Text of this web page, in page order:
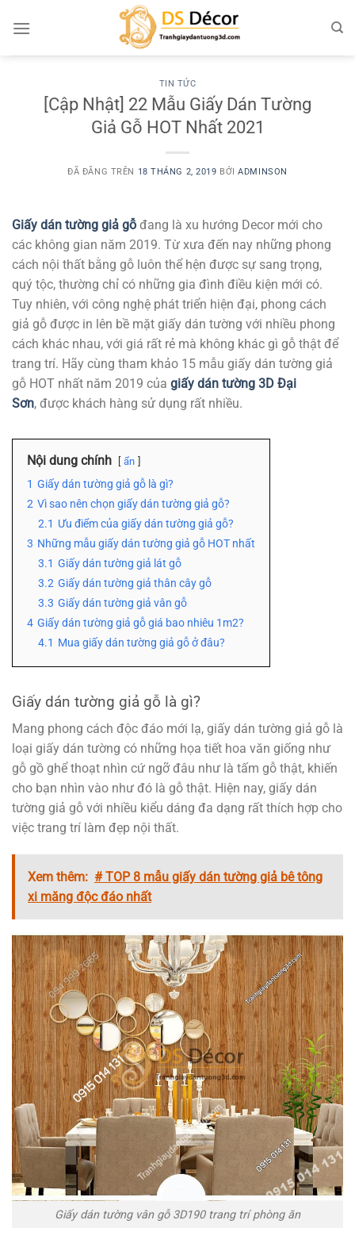
đến
TIN TỨC
[Cập Nhật] 22 Mẫu Giấy Dán Tường
Giả Gỗ HOT Nhất 2021
ĐÃ ĐĂNG TRÊN 18 THÁNG 2, 2019 BỞIADMINSON
Giấy dán tường giả gỗ đang là xu hướng Decor mới cho
các không gian năm 2019. Từ xưa đến nay những phong
cách nội thất bằng gỗ luôn thể hện được sự sang trọng,
quý tộc, thường chỉ có những gia đình điều kiện mới có.
Tuy nhiên, với công nghệ phát triển hiện đại, phong cách
giả gỗ được in lên bề mặt giấy dán tường với nhiều phong
cách khác nhau, với giá rất rẻ mà không khác gì gỗ thật để
trang trí. Hãy cùng tham khảo 15 mẫu giấy dán tường giả
gỗ HOT nhất năm 2019 của giấy dán tường 3D Đại
Sơn, được khách hàng sử dụng rất nhiều.
Nội dung chính ẩn
1 Giấy dán tường giả gỗ là gì?
2 Vì sao nên chọn giấy dán tường giả gỗ?
2.1 Ưu điểm của giấy dán tường giả gỗ?
3 Những mẫu giấy dán tường giả gỗ HOT nhất
3.1 Giấy dán tường giả lát gỗ
3.2 Giấy dán tường giả thân cây gỗ
3.3 Giấy dán tường giả vân gỗ
4 Giấy dán tường giả gỗ giá bao nhiêu 1m2?
4.1 Mua giấy dán tường giả gỗ ở đâu?
Giấy dán tường giả gỗ là gì?
Mang phong cách độc đáo mới lạ, giấy dán tường giả gỗ là
loại giấy dán tường có những họa tiết hoa văn giống như
gỗ gồ ghể thoạt nhìn cứ ngỡ đâu như là tấm gỗ thật, khiến
cho bạn nhìn vào như đó là gỗ thật. Hiện nay, giấy dán
tường giả gỗ với nhiều kiểu dáng đa dạng rất thích hợp cho
việc trang trí làm đẹp nội thất.
Xem thêm: # TOP 8 mẫu giấy dán tường giả bê tông
xi măng độc đáo nhất
Giấy dán tường vân gỗ 3D190 trang trí phòng ăn